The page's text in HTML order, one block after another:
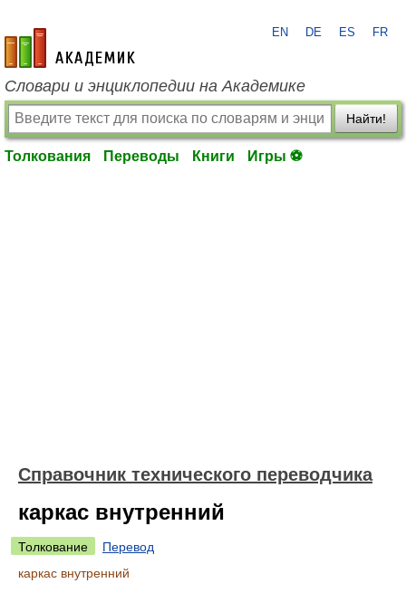
academic.ru
EN DE ES FR
Словари и энциклопедии на Академике
Найти!
Толкования Переводы Книги Игры ⚽
Справочник технического переводчика
каркас внутренний
Толкование
Перевод
каркас внутренний